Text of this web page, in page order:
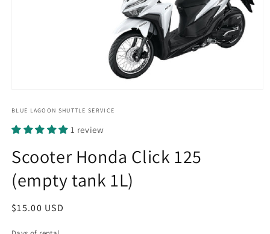
1
modal
BLUE LAGOON SHUTTLE SERVICE
1 review
Scooter Honda Click 125
(empty tank 1L)
Regular
$15.00 USD